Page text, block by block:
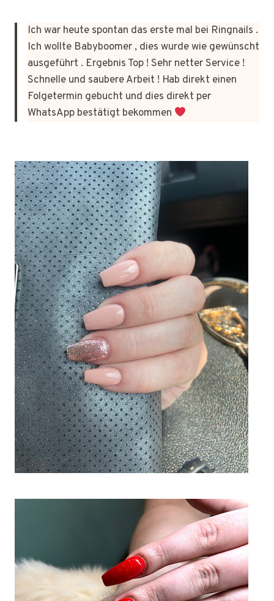
Ich war heute spontan das erste mal bei Ringnails .
Ich wollte Babyboomer , dies wurde wie gewünscht
ausgeführt . Ergebnis Top ! Sehr netter Service !
Schnelle und saubere Arbeit ! Hab direkt einen
Folgetermin gebucht und dies direkt per
WhatsApp bestätigt bekommen